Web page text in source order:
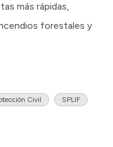
más rápidas,
forestales y
Civil SPLIF